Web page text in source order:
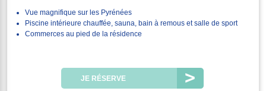
Vue magnifique sur les Pyrénées
Piscine intérieure chauffée, sauna, bain à remous et salle de sport
Commerces au pied de la résidence
JE RÉSERVE